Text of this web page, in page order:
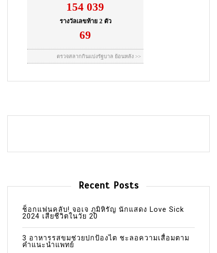
Recent Posts
ช็อกแฟนคลับ! จอเจ ภูมิหิรัญ นักแสดง Love Sick
2024 เสียชีวิตในวัย 20
3 อาหารรสขมช่วยปกป้องไต ชะลอความเสื่อมตาม
คำแนะนำแพทย์